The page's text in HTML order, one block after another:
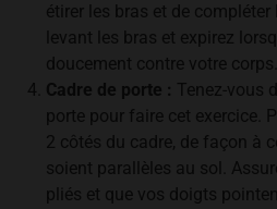
étirer les bras et de
levant les bras et expirez
doucement contre votre corps.
Cadre de porte : Tenez-vous
porte pour faire cet exercice.
2 côtés du cadre, de façon à
soient parallèles au sol.
pliés et que vos doigts